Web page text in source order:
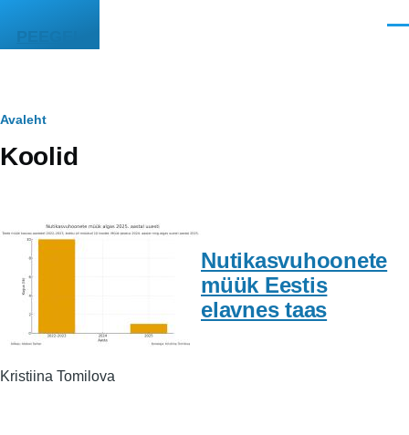
PEEGEL
Leivapuru
Avaleht
Koolid
Nutikasvuhoonete
müük Eestis
elavnes taas
Kristiina Tomilova